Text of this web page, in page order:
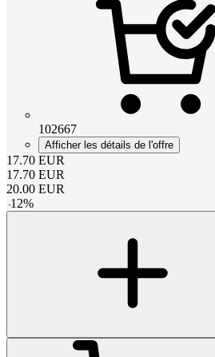
102667
Afficher les détails de l'offre
17.70 EUR
17.70 EUR
20.00 EUR
-12%